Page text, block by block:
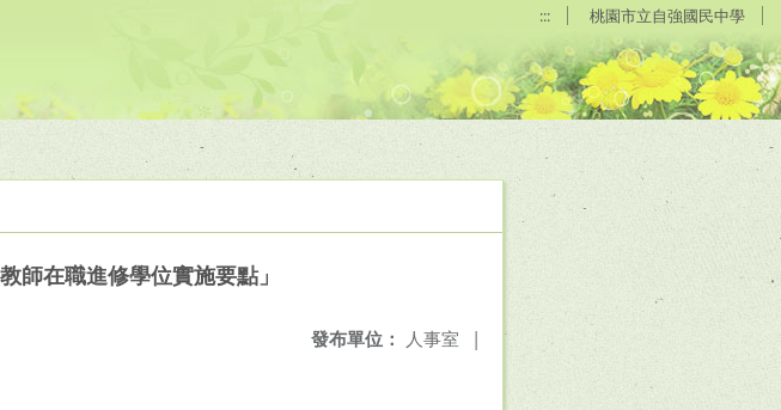
::: 桃園市立自強國民中學
師在職進修學位實施要點」
發布單位： 人事室 |